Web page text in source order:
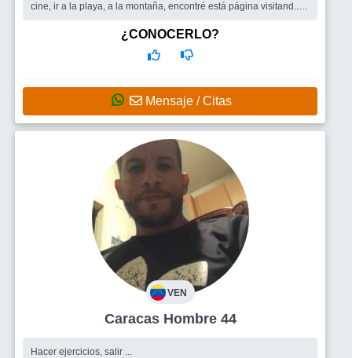
cine, ir a la playa, a la montaña, encontré está página visitand...
compartir buenos momentos, como en el cine, la playa, la
montaña, la discoteca, el supermercado, el restaurante, etc.
¿CONOCERLO?
Mensaje / Citas
VEN
Caracas Hombre 44
Hacer ejercicios, salir ...